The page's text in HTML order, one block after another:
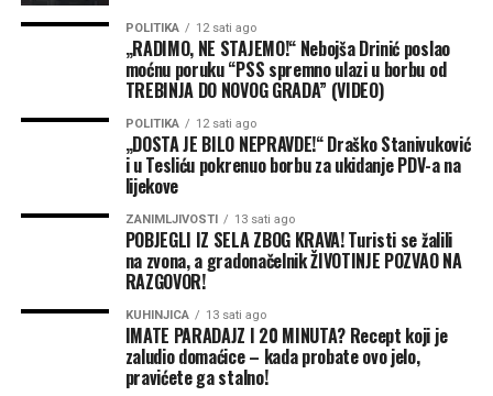
„Oni imaju problem sa mnom i neće me zaustaviti u
iznošenju istine. Mnogi ne mogu da me pogledaju u oči,
postoji strah između onoga što mogu da kažem i onoga
što ću već da kažem“, naveo je Knežević.
On je ocijenio i da je izlazak DNP-a iz vlade otvorio
prostor Spajiću, službama i bivšim partnerima te stranke
Posebno se osvrnuo na rekonstrukciju Vlade Crne Gore,
za koju tvrdi da je pripremana bez znanja DNP-a dok se
on nalazio u Sjedinjenim Američkim Državama.
Prema njegovim riječima, Jelena Borovinić Bojović je
POLITIKA 12 sati ago
„RADIMO, NE STAJEMO!“ Nebojša Drinić poslao
moćnu poruku “PSS spremno ulazi u borbu od
TREBINJA DO NOVOG GRADA” (VIDEO)
POLITIKA 12 sati ago
„DOSTA JE BILO NEPRAVDE!“ Draško Stanivuković
i u Tesliću pokrenuo borbu za ukidanje PDV-a na
lijekove
ZANIMLJIVOSTI 13 sati ago
POBJEGLI IZ SELA ZBOG KRAVA! Turisti se žalili
na zvona, a gradonačelnik ŽIVOTINJE POZVAO NA
RAZGOVOR!
KUHINJICA 13 sati ago
IMATE PARADAJZ I 20 MINUTA? Recept koji je
zaludio domaćice – kada probate ovo jelo,
pravićete ga stalno!